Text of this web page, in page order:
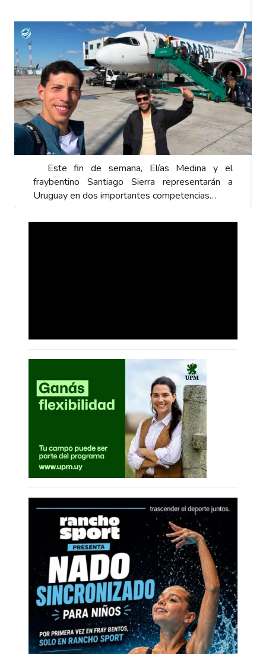
Este fin de semana, Elías Medina y el
fraybentino Santiago Sierra representarán a
Uruguay en dos importantes competencias…